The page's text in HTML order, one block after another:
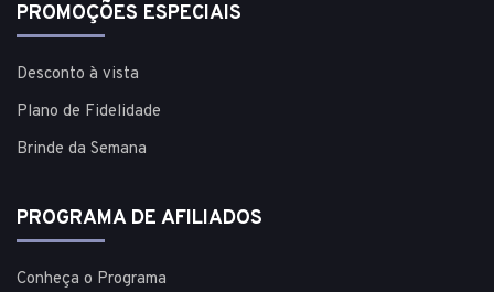
PROMOÇÕES ESPECIAIS
Desconto à vista
Plano de Fidelidade
Brinde da Semana
PROGRAMA DE AFILIADOS
Conheça o Programa